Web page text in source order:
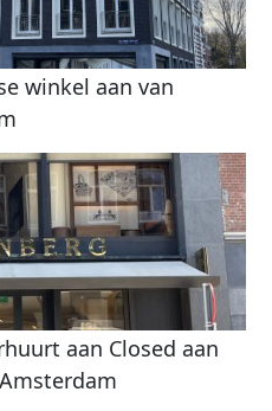
winkel aan van
aan Closed aan